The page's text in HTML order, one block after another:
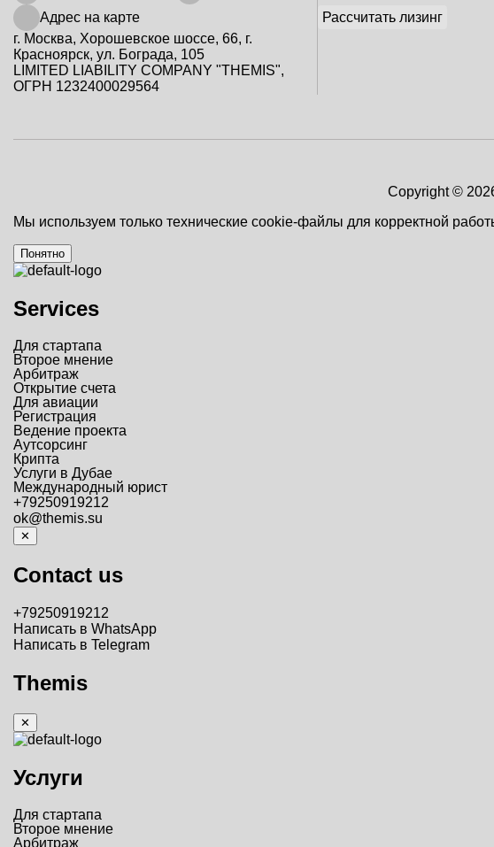
Адрес на карте
г. Москва, Хорошевское шоссе, 66, г.
Красноярск, ул. Бограда, 105
LIMITED LIABILITY COMPANY "THEMIS",
ОГРН 1232400029564
Рассчитать лизинг
Copyright ©
Мы используем только технические cookie-файлы для корректной
Понятно
Services
Для стартапа
Второе мнение
Арбитраж
Открытие счета
Для авиации
Регистрация
Ведение проекта
Аутсорсинг
Крипта
Услуги в Дубае
Международный юрист
+79250919212
ok@themis.su
✕
Contact us
+79250919212
Написать в WhatsApp
Написать в Telegram
Themis
✕
Услуги
Для стартапа
Второе мнение
Арбитраж